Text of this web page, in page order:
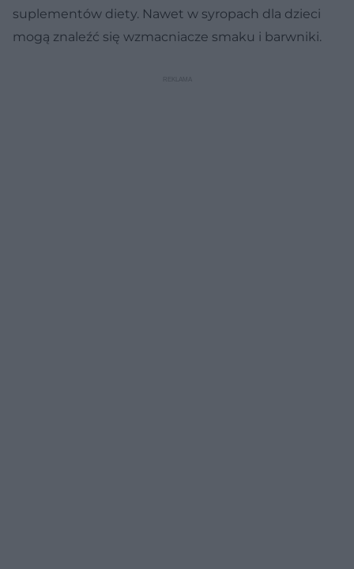
suplementów diety. Nawet w syropach dla dzieci
mogą znaleźć się wzmacniacze smaku i barwniki.